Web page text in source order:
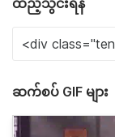
ဆက်စပ် GIF များ